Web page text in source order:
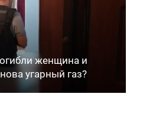
женщина и
угарный газ?